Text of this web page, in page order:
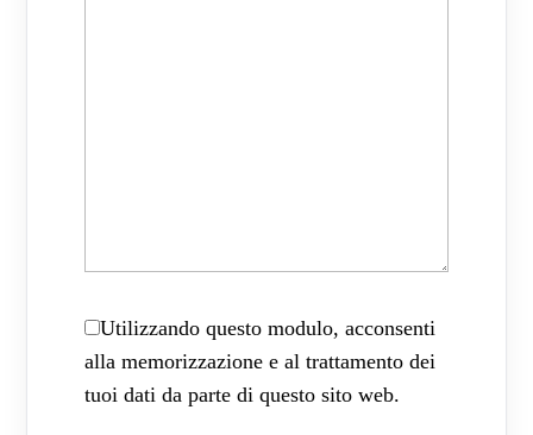
Utilizzando questo modulo, acconsenti
alla memorizzazione e al trattamento dei
tuoi dati da parte di questo sito web.